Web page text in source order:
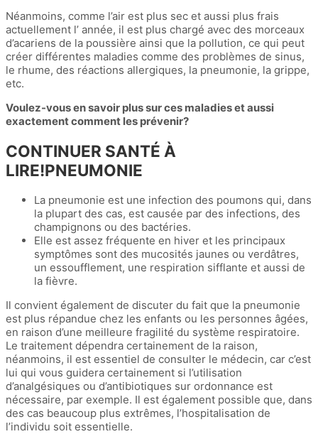
Néanmoins, comme l’air est plus sec et aussi plus frais
actuellement l’ année, il est plus chargé avec des morceaux
d’acariens de la poussière ainsi que la pollution, ce qui peut
créer différentes maladies comme des problèmes de sinus,
le rhume, des réactions allergiques, la pneumonie, la grippe,
etc.
Voulez-vous en savoir plus sur ces maladies et aussi
exactement comment les prévenir?
CONTINUER SANTÉ À
LIRE!PNEUMONIE
La pneumonie est une infection des poumons qui, dans
la plupart des cas, est causée par des infections, des
champignons ou des bactéries.
Elle est assez fréquente en hiver et les principaux
symptômes sont des mucosités jaunes ou verdâtres,
un essoufflement, une respiration sifflante et aussi de
la fièvre.
Il convient également de discuter du fait que la pneumonie
est plus répandue chez les enfants ou les personnes âgées,
en raison d’une meilleure fragilité du système respiratoire.
Le traitement dépendra certainement de la raison,
néanmoins, il est essentiel de consulter le médecin, car c’est
lui qui vous guidera certainement si l’utilisation
d’analgésiques ou d’antibiotiques sur ordonnance est
nécessaire, par exemple. Il est également possible que, dans
des cas beaucoup plus extrêmes, l’hospitalisation de
l’individu soit essentielle.